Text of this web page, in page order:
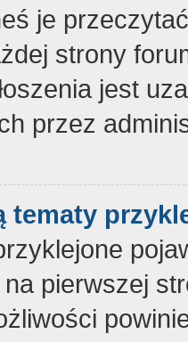
je
strony
jest
przez
tematy
pierwszej